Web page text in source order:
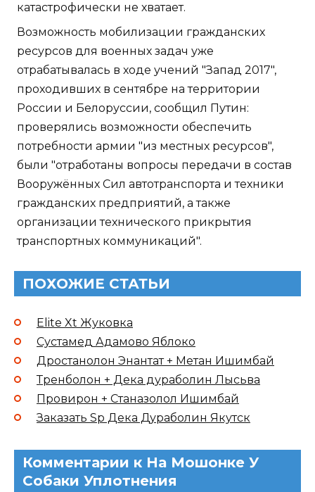
катастрофически не хватает.
Возможность мобилизации гражданских
ресурсов для военных задач уже
отрабатывалась в ходе учений "Запад 2017",
проходивших в сентябре на территории
России и Белоруссии, сообщил Путин:
проверялись возможности обеспечить
потребности армии "из местных ресурсов",
были "отработаны вопросы передачи в состав
Вооружённых Сил автотранспорта и техники
гражданских предприятий, а также
организации технического прикрытия
транспортных коммуникаций".
ПОХОЖИЕ СТАТЬИ
Elite Xt Жуковка
Сустамед Адамово Яблоко
Дростанолон Энантат + Метан Ишимбай
Тренболон + Дека дураболин Лысьва
Провирон + Станазолол Ишимбай
Заказать Sp Дека Дураболин Якутск
Комментарии к На Мошонке У
Собаки Уплотнения